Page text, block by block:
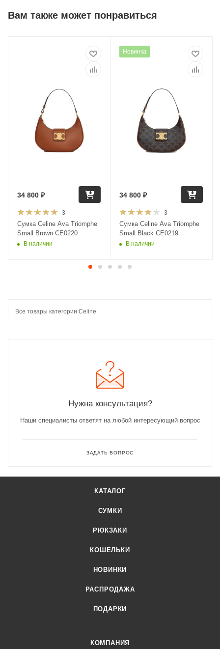
Вам также может понравиться
3
Сумка Celine Ava Triomphe
Small Brown CE0220
В наличии
34 800 ₽
Новинка
3
Сумка Celine Ava Triomphe
Small Black CE0219
В наличии
34 800 ₽
Все товары категории Celine
Нужна консультация?
Наши специалисты ответят на любой интересующий вопрос
ЗАДАТЬ ВОПРОС
КАТАЛОГ
СУМКИ
РЮКЗАКИ
КОШЕЛЬКИ
НОВИНКИ
РАСПРОДАЖА
ПОДАРКИ
КОМПАНИЯ